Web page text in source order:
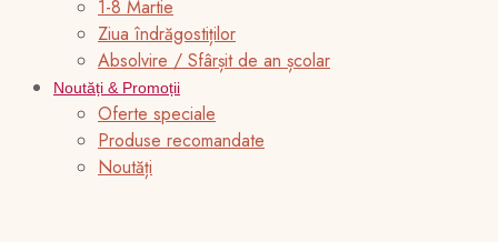
1-8 Martie
Ziua îndrăgostiților
Absolvire / Sfârșit de an școlar
Noutăți & Promoții
Oferte speciale
Produse recomandate
Noutăți